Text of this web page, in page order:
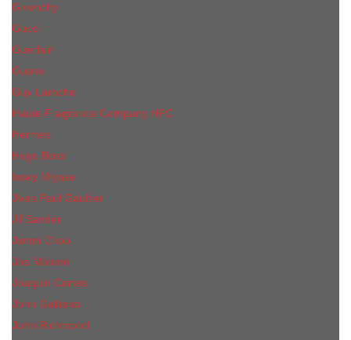
Givenchy
Gucci
Guerlain
Guess
Guy Laroche
Haute Fragrance Company HFC
Hermes
Hugo Boss
Issey Miyake
Jean Paul Gaultier
Jil Sander
Jimmi Choo
Jое Malоnе
Joaquin Cortes
John Galliano
John Richmond